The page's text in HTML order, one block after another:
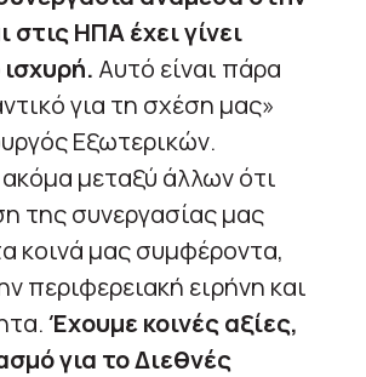
στις ΗΠΑ έχει γίνει
Αυτό είναι πάρα
για τη σχέση μας»
Εξωτερικών.
μεταξύ άλλων ότι
της συνεργασίας μας
κοινά μας συμφέροντα,
περιφερειακή ειρήνη και
Έχουμε κοινές αξίες,
για το Διεθνές